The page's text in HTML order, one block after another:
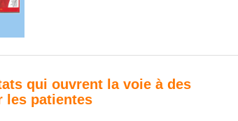
qui ouvrent la voie à des
les patientes